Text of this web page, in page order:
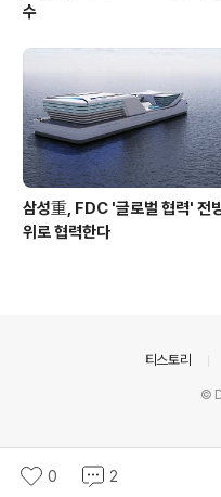
수
삼성重, FDC '글로벌 협력' 전
위로 협력한다
0 2
티스토리
©